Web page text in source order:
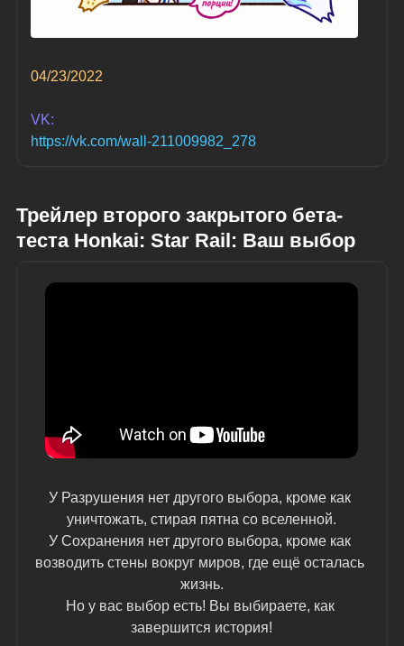
04/23/2022
VK:
https://vk.com/wall-211009982_278
Трейлер второго закрытого бета-
теста Honkai: Star Rail: Ваш выбор
У Разрушения нет другого выбора, кроме как
уничтожать, стирая пятна со вселенной.
У Сохранения нет другого выбора, кроме как
возводить стены вокруг миров, где ещё осталась
жизнь.
Но у вас выбор есть! Вы выбираете, как
завершится история!